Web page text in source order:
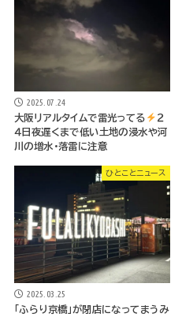
2025.07.24
大阪リアルタイムで雷光ってる
２
４日夜遅くまで低い土地の浸水や河
川の増水・落雷に注意
ひとことニュース
2025.03.25
「ふらり京橋」が閉店になってまうみ